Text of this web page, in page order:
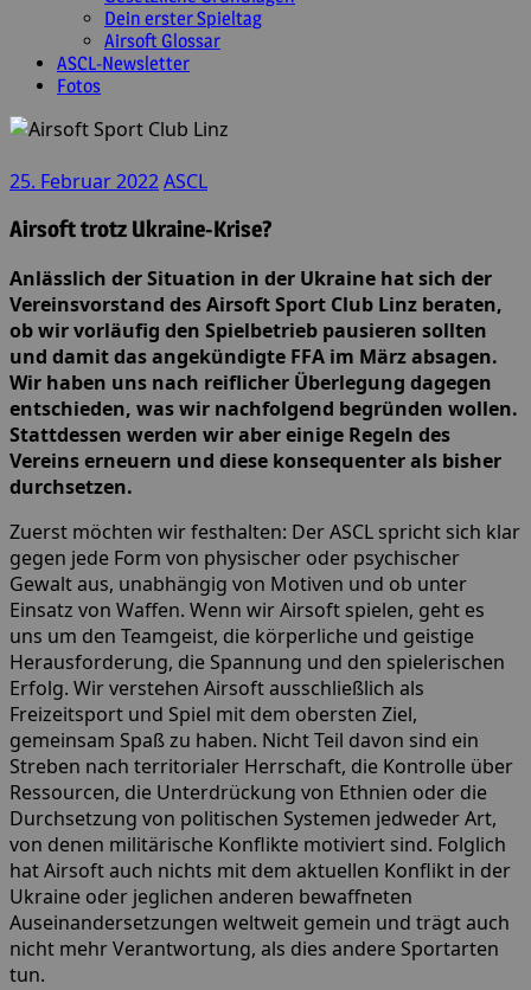
Dein erster Spieltag
Airsoft Glossar
ASCL-Newsletter
Fotos
25. Februar 2022ASCL
Airsoft trotz Ukraine-Krise?
Anlässlich der Situation in der Ukraine hat sich der
Vereinsvorstand des Airsoft Sport Club Linz beraten,
ob wir vorläufig den Spielbetrieb pausieren sollten
und damit das angekündigte FFA im März absagen.
Wir haben uns nach reiflicher Überlegung dagegen
entschieden, was wir nachfolgend begründen wollen.
Stattdessen werden wir aber einige Regeln des
Vereins erneuern und diese konsequenter als bisher
durchsetzen.
Zuerst möchten wir festhalten: Der ASCL spricht sich klar
gegen jede Form von physischer oder psychischer
Gewalt aus, unabhängig von Motiven und ob unter
Einsatz von Waffen. Wenn wir Airsoft spielen, geht es
uns um den Teamgeist, die körperliche und geistige
Herausforderung, die Spannung und den spielerischen
Erfolg. Wir verstehen Airsoft ausschließlich als
Freizeitsport und Spiel mit dem obersten Ziel,
gemeinsam Spaß zu haben. Nicht Teil davon sind ein
Streben nach territorialer Herrschaft, die Kontrolle über
Ressourcen, die Unterdrückung von Ethnien oder die
Durchsetzung von politischen Systemen jedweder Art,
von denen militärische Konflikte motiviert sind. Folglich
hat Airsoft auch nichts mit dem aktuellen Konflikt in der
Ukraine oder jeglichen anderen bewaffneten
Auseinandersetzungen weltweit gemein und trägt auch
nicht mehr Verantwortung, als dies andere Sportarten
tun.